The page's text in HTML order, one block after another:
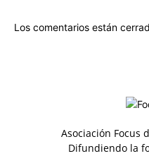
Los comentarios están
Asociación Focus
Difundiendo la